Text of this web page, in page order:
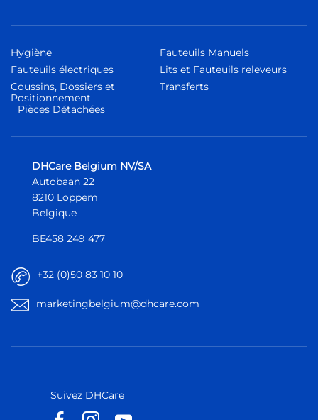
Hygiène
Fauteuils électriques
Coussins, Dossiers et
Positionnement
Fauteuils Manuels
Lits et Fauteuils releveurs
Transferts
Pièces Détachées
DHCare Belgium NV/SA
Autobaan 22
8210 Loppem
Belgique
BE458 249 477
+32 (0)50 83 10 10
marketingbelgium@dhcare.com
Suivez DHCare